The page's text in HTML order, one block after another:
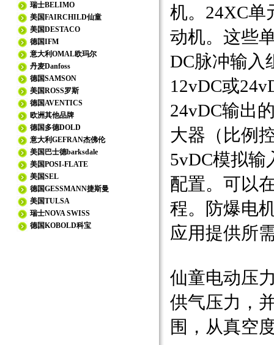
瑞士BELIMO
美国FAIRCHILD仙童
美国DESTACO
德国IFM
意大利OMAL欧玛尔
丹麦Danfoss
德国SAMSON
美国ROSS罗斯
德国AVENTICS
欧洲其他品牌
德国多德DOLD
意大利GEFRAN杰佛伦
美国巴士德barksdale
美国POSI-FLATE
美国SEL
德国GESSMANN捷斯曼
美国TULSA
瑞士NOVA SWISS
德国KOBOLD科宝
机。24XC单
动机。这些
DC脉冲输入
12vDC或
24vDC输出
大器（比例
5vDC模拟输
配置。可以
程。防爆电
应用提供所
仙童电动压
供气压力，
围，从真空